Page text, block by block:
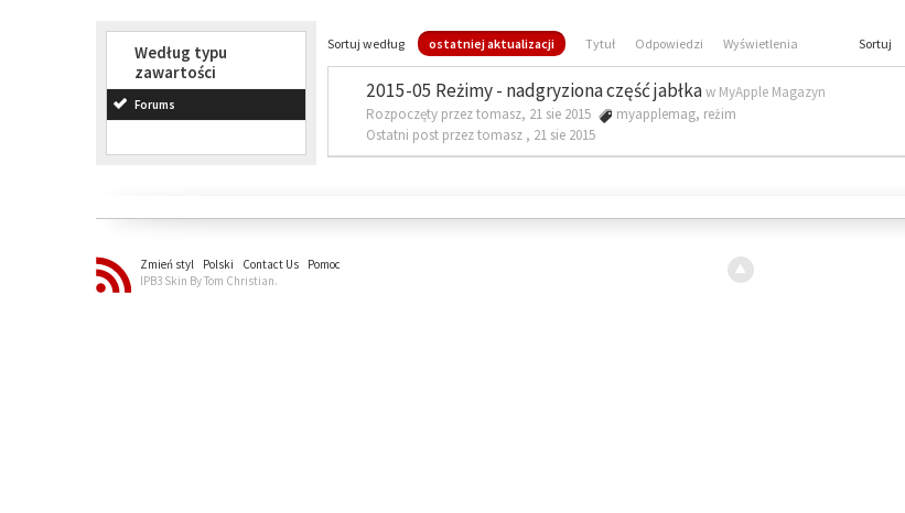
Według typu
zawartości
Forums
Sortuj według ostatniej aktualizacji Tytuł Odpowiedzi Wyświetlenia Sortuj
2015-05 Reżimy - nadgryziona część jabłkaw MyApple Magazyn
Rozpoczęty przez tomasz, 21 sie 2015
myapplemag, reżim
Ostatni post przez tomasz , 21 sie 2015
Zmień styl Polski Contact Us
Pomoc
IPB3 Skin By Tom Christian.